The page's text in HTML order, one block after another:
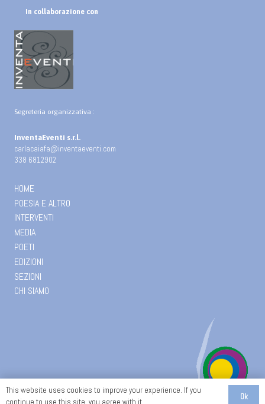
In collaborazione con
Segreteria organizzativa :
InventaEventi s.r.l.
carlacaiafa@inventaeventi.com
338 6812902
HOME
POESIA E ALTRO
INTERVENTI
MEDIA
POETI
EDIZIONI
SEZIONI
CHI SIAMO
This website uses cookies to improve your experience. If you
continue to use this site, you agree with it.
Ok